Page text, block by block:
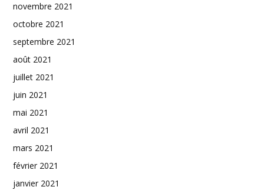
novembre 2021
octobre 2021
septembre 2021
août 2021
juillet 2021
juin 2021
mai 2021
avril 2021
mars 2021
février 2021
janvier 2021